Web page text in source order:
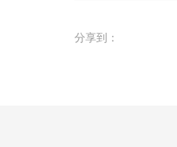
分享到：